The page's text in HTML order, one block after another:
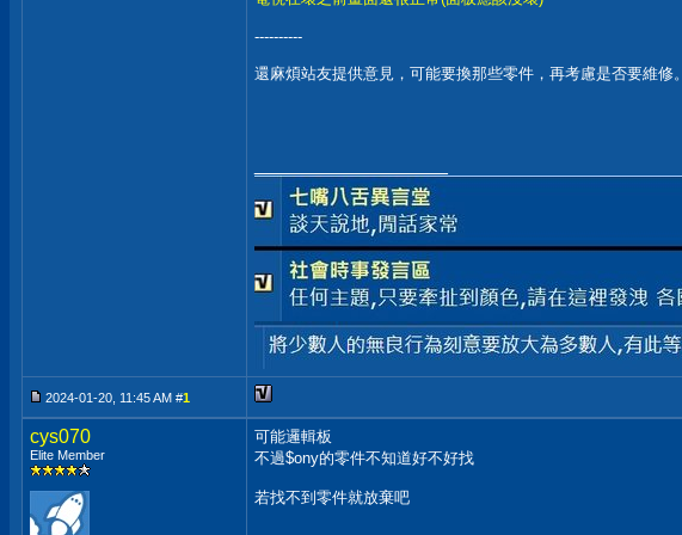
----------
還麻煩站友提供意見，可能要換那些零件，再考慮是否要維修。
2024-01-20, 11:45 AM #1
cys070
Elite Member
可能邏輯板
不過$ony的零件不知道好不好找
若找不到零件就放棄吧